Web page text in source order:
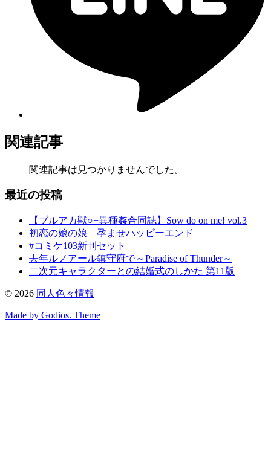
関連記事
関連記事は見つかりませんでした。
最近の投稿
【ブルアカ獣○+異種姦合同誌】Sow do on me! vol.3
初恋の娘の娘 孕ませハッピーエンド
#コミケ103新刊セット
去年ルノアール鎮守府で～Paradise of Thunder～
二次元キャラクターとの結婚式のしかた 第11版
© 2026 同人色々情報
Made by Godios. Theme